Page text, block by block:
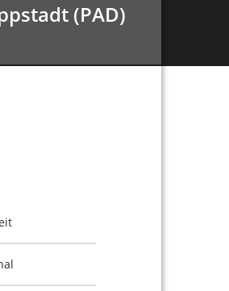
(PAD)